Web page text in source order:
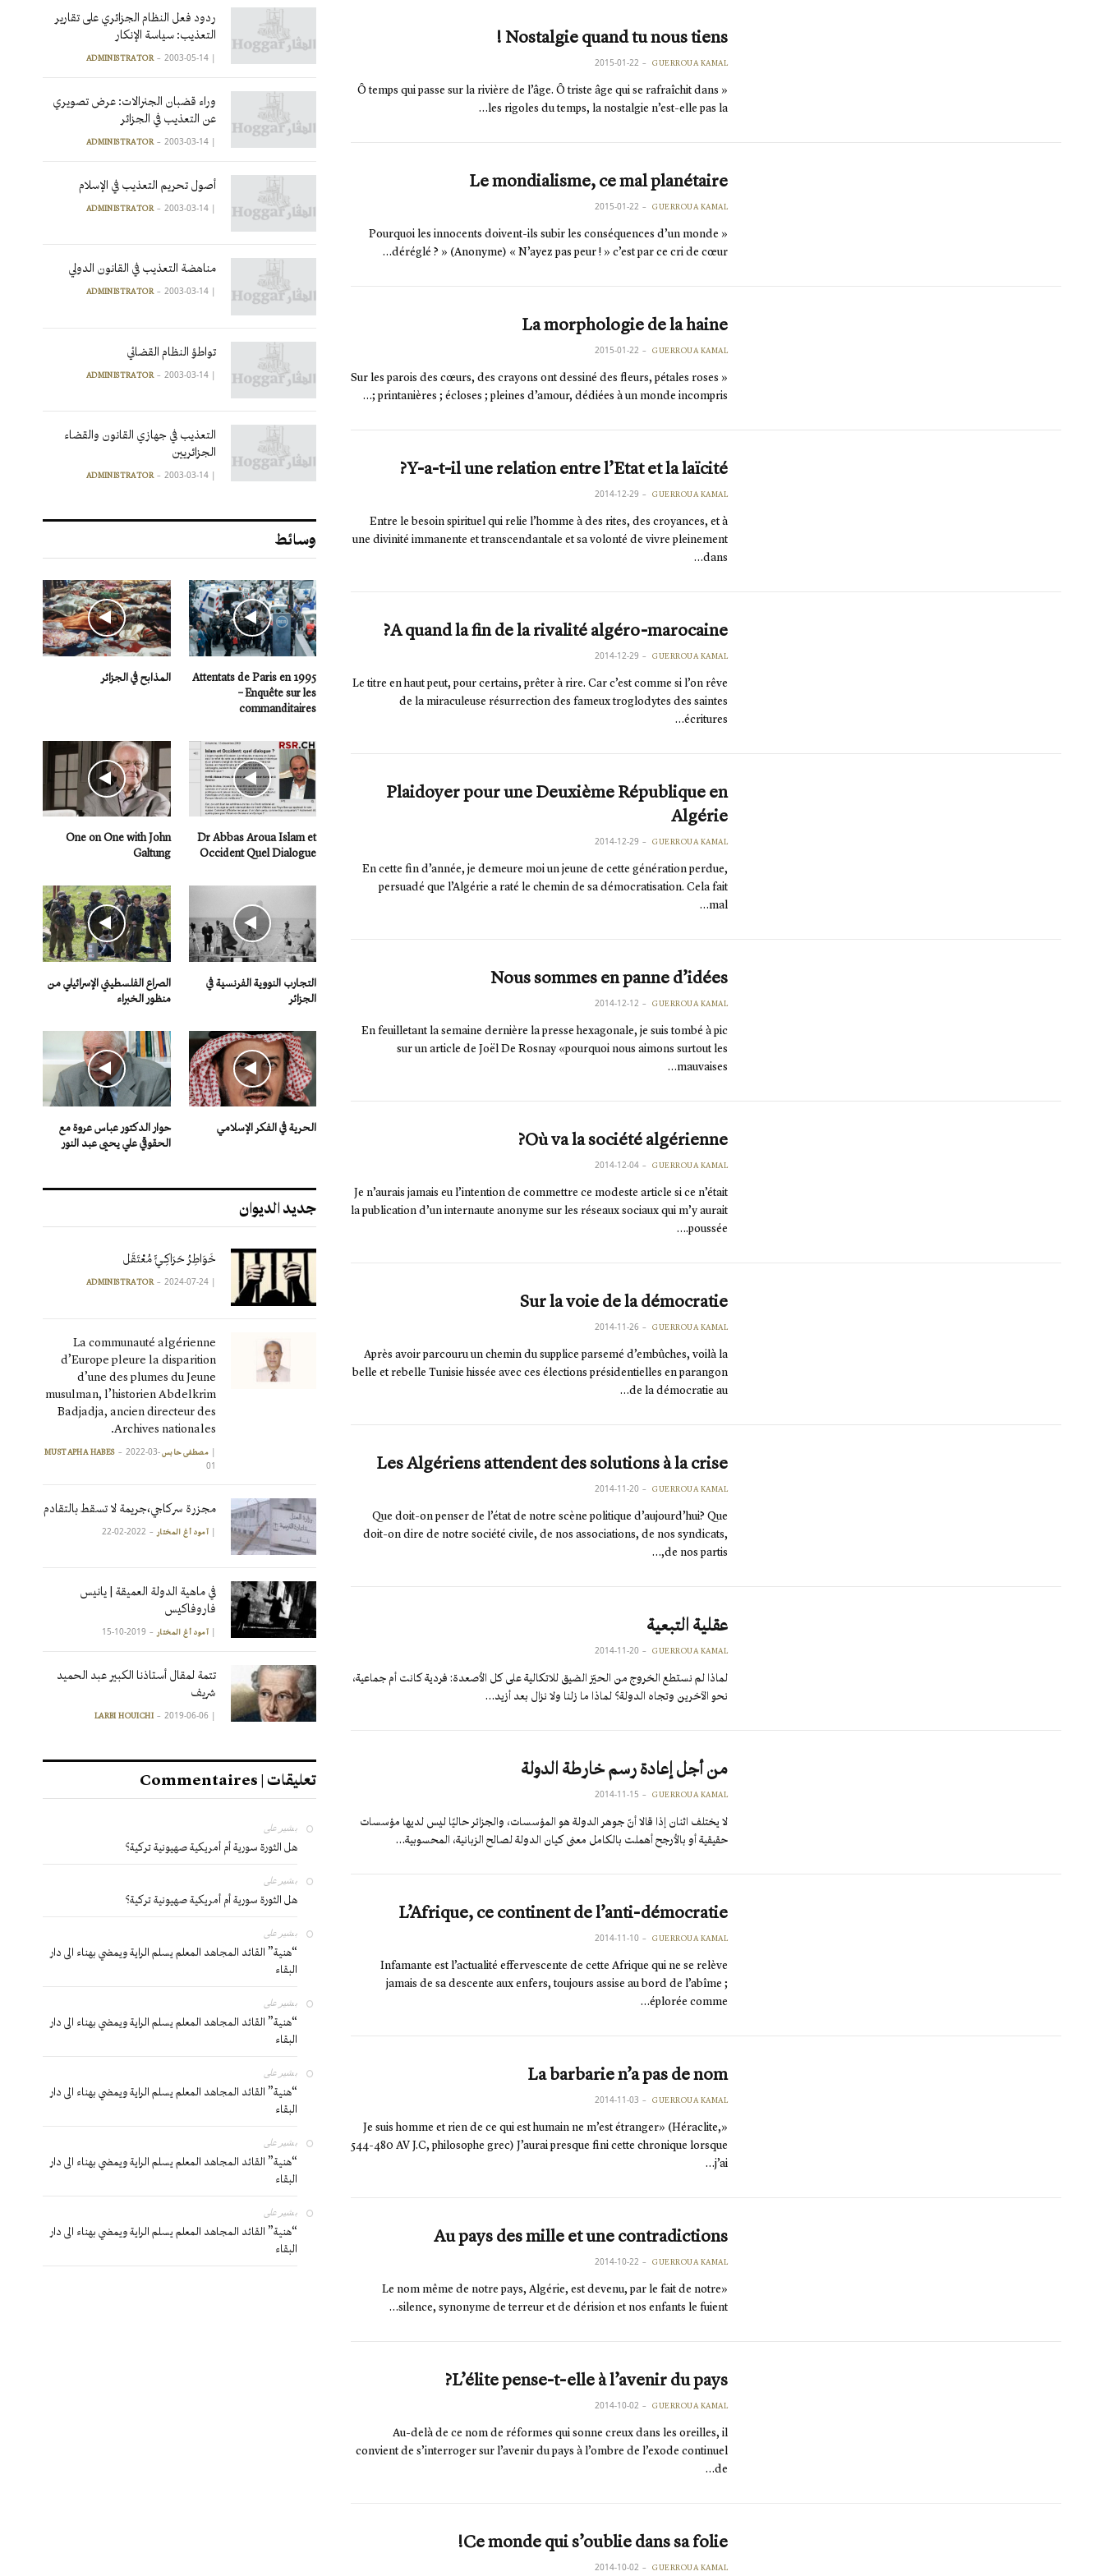
Nostalgie quand tu nous tiens !
GUERROUA KAMAL
2015-01-22
« Ô temps qui passe sur la rivière de l’âge. Ô triste âge qui se rafraîchit dans
les rigoles du temps, la nostalgie n’est-elle pas la…
Le mondialisme, ce mal planétaire
GUERROUA KAMAL
2015-01-22
« Pourquoi les innocents doivent-ils subir les conséquences d’un monde
déréglé ? » (Anonyme) « N’ayez pas peur ! » c’est par ce cri de cœur…
La morphologie de la haine
GUERROUA KAMAL
2015-01-22
« Sur les parois des cœurs, des crayons ont dessiné des fleurs, pétales roses
; printanières ; écloses ; pleines d’amour, dédiées à un monde incompris…
Y-a-t-il une relation entre l’Etat et la laïcité?
GUERROUA KAMAL
2014-12-29
Entre le besoin spirituel qui relie l’homme à des rites, des croyances, et à
une divinité immanente et transcendantale et sa volonté de vivre pleinement
dans…
A quand la fin de la rivalité algéro-marocaine?
GUERROUA KAMAL
2014-12-29
Le titre en haut peut, pour certains, prêter à rire. Car c’est comme si l’on rêve
de la miraculeuse résurrection des fameux troglodytes des saintes
écritures…
Plaidoyer pour une Deuxième République en
Algérie
GUERROUA KAMAL
2014-12-29
En cette fin d’année, je demeure moi un jeune de cette génération perdue,
persuadé que l’Algérie a raté le chemin de sa démocratisation. Cela fait
mal…
Nous sommes en panne d’idées
GUERROUA KAMAL
2014-12-12
En feuilletant la semaine dernière la presse hexagonale, je suis tombé à pic
sur un article de Joël De Rosnay «pourquoi nous aimons surtout les
mauvaises…
Où va la société algérienne?
GUERROUA KAMAL
2014-12-04
Je n’aurais jamais eu l’intention de commettre ce modeste article si ce n’était
la publication d’un internaute anonyme sur les réseaux sociaux qui m’y aurait
poussée.…
Sur la voie de la démocratie
GUERROUA KAMAL
2014-11-26
Après avoir parcouru un chemin du supplice parsemé d’embûches, voilà la
belle et rebelle Tunisie hissée avec ces élections présidentielles en parangon
de la démocratie au…
Les Algériens attendent des solutions à la crise
GUERROUA KAMAL
2014-11-20
Que doit-on penser de l’état de notre scène politique d’aujourd’hui? Que
doit-on dire de notre société civile, de nos associations, de nos syndicats,
de nos partis,…
عقلية التبعية
GUERROUA KAMAL
2014-11-20
لماذا لم نستطع الخروج من الحيّز الضيق للاتكالية على كل الأصعدة: فردية كانت أم جماعية،
نحو الآخرين وتجاه الدولة؟ لماذا ما زلنا ولا نزال بعد أزيد…
من أجل إعادة رسم خارطة الدولة
GUERROUA KAMAL
2014-11-15
لا يختلف اثنان إذا قالا أنّ جوهر الدولة هو المؤسسات، والجزائر حاليًا ليس لديها مؤسسات
حقيقية أو بالأرجح أهملت بالكامل معنى كيان الدولة لصالح الزبانية، المحسوبية…
L’Afrique, ce continent de l’anti-démocratie
GUERROUA KAMAL
2014-11-10
Infamante est l’actualité effervescente de cette Afrique qui ne se relève
jamais de sa descente aux enfers, toujours assise au bord de l’abîme ;
éplorée comme…
La barbarie n’a pas de nom
GUERROUA KAMAL
2014-11-03
«Je suis homme et rien de ce qui est humain ne m’est étranger» (Héraclite,
544-480 AV J.C, philosophe grec) J’aurai presque fini cette chronique lorsque
j’ai…
Au pays des mille et une contradictions
GUERROUA KAMAL
2014-10-22
«Le nom même de notre pays, Algérie, est devenu, par le fait de notre
silence, synonyme de terreur et de dérision et nos enfants le fuient…
L’élite pense-t-elle à l’avenir du pays?
GUERROUA KAMAL
2014-10-02
Au-delà de ce nom de réformes qui sonne creux dans les oreilles, il
convient de s’interroger sur l’avenir du pays à l’ombre de l’exode continuel
de…
Ce monde qui s’oublie dans sa folie!
GUERROUA KAMAL
2014-10-02
ردود فعل النظام الجزائري على تقارير
التعذيب: سياسة الإنكار
|
ADMINISTRATOR 2003-05-14
وراء قضبان الجنرالات: عرض تصويري
عن التعذيب في الجزائر
|
ADMINISTRATOR 2003-03-14
أصول تحريم التعذيب في الإسلام
|
ADMINISTRATOR 2003-03-14
مناهضة التعذيب في القانون الدولي
|
ADMINISTRATOR 2003-03-14
تواطؤ النظام القضائي
|
ADMINISTRATOR 2003-03-14
التعذيب في جهازي القانون والقضاء
الجزائريين
|
ADMINISTRATOR 2003-03-14
وسائط
Attentats de Paris en 1995
– Enquête sur les
commanditaires
المذابح في الجزائر
Dr Abbas Aroua Islam et
Occident Quel Dialogue
One on One with John
Galtung
التجارب النووية الفرنسية في
الجزائر
الصراع الفلسطيني الإسرائيلي من
منظور الخبراء
الحرية في الفكر الإسلامي
حوار الدكتور عباس عروة مع
الحقوقي علي يحيى عبد النور
جديد الديوان
خَوَاطِرُ حَرَاكِـيٍّ مُعْتَقَل
|
ADMINISTRATOR 2024-07-24
La communauté algérienne
d’Europe pleure la disparition
d’une des plumes du Jeune
musulman, l’historien Abdelkrim
Badjadja, ancien directeur des
Archives nationales.
| مصطفى حابس MUSTAPHA HABES2022-03-
01
مجزرة سركاجي،جريمة لا تسقط بالتقادم
| آمود أغ المختار 2022-02-22
في ماهية الدولة العميقة | يانيس
فاروفاكيس
| آمود أغ المختار 2019-10-15
تتمة لمقال أستاذنا الكبير عبد الحميد
شريف
|
LARBI HOUICHI 2019-06-06
تعليقات | Commentaires
بشير على
هل الثورة سورية أم أمريكية صهيونية تركية؟
بشير على
هل الثورة سورية أم أمريكية صهيونية تركية؟
بشير على
“هنية” القائد المجاهد المعلم يسلم الراية ويمضي بهناء الى دار
البقاء
بشير على
“هنية” القائد المجاهد المعلم يسلم الراية ويمضي بهناء الى دار
البقاء
بشير على
“هنية” القائد المجاهد المعلم يسلم الراية ويمضي بهناء الى دار
البقاء
بشير على
“هنية” القائد المجاهد المعلم يسلم الراية ويمضي بهناء الى دار
البقاء
بشير على
“هنية” القائد المجاهد المعلم يسلم الراية ويمضي بهناء الى دار
البقاء